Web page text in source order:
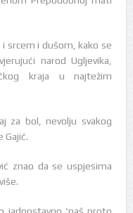
srcem i dušom, kako se
narod Ugljevika,
kraja u najtežim
za bol, nevolju svakog
Gajić.
znao da se uspjesima
jadnostavno ‘naš proto